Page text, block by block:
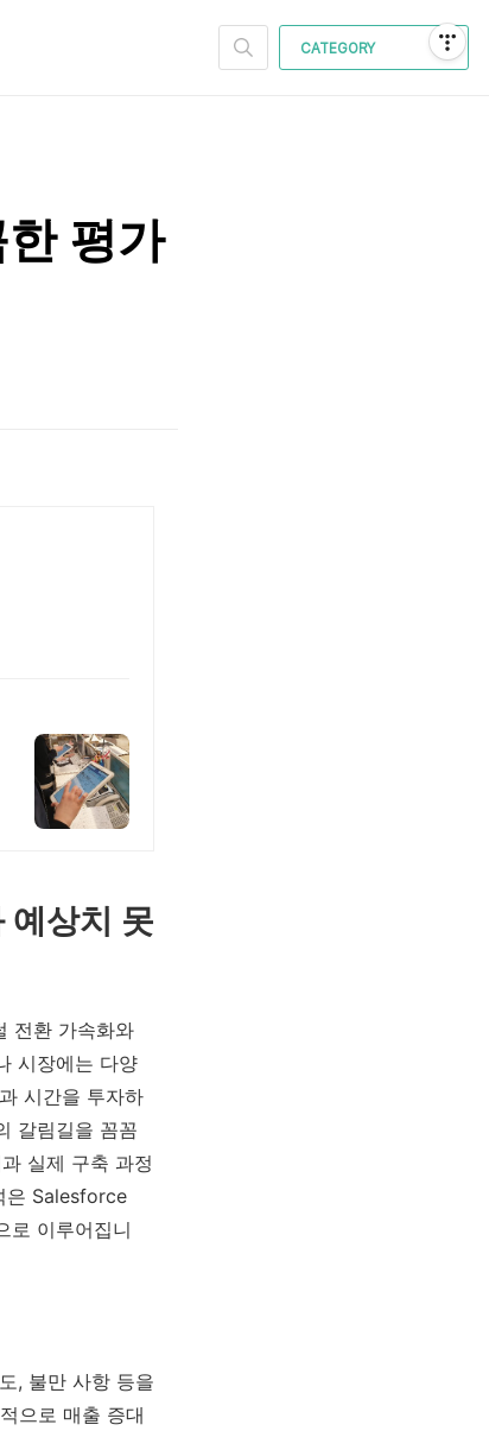
CATEGORY
평가
예상치 못
전환 가속화와
시장에는 다양
시간을 투자하
갈림길을 꼼꼼
실제 구축 과정
은 Salesforce
이루어집니
, 불만 사항 등을
으로 매출 증대